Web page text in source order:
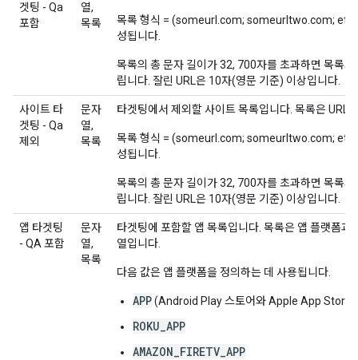
겟팅 - Qa
포함
열,
목록
목록 형식 = (someurl.com; someurltwo.com; etc.)
성됩니다.
목록의 총 문자 길이가 32, 700자를 초과하면 목록의
립니다. 잘린 URL은 10자(영문 기준) 이상입니다.
사이트 타
겟팅 - Qa
제외
문자
열,
목록
타겟팅에서 제외할 사이트 목록입니다. 목록은 URL
목록 형식 = (someurl.com; someurltwo.com; etc.)
성됩니다.
목록의 총 문자 길이가 32, 700자를 초과하면 목록의
립니다. 잘린 URL은 10자(영문 기준) 이상입니다.
앱 타겟팅
- QA 포함
문자
열,
목록
타겟팅에 포함할 앱 목록입니다. 목록은 앱 플랫폼과
열입니다.
다음 값은 앱 플랫폼을 정의하는 데 사용됩니다.
APP(Android Play 스토어와 Apple App Store
ROKU_APP
AMAZON_FIRETV_APP